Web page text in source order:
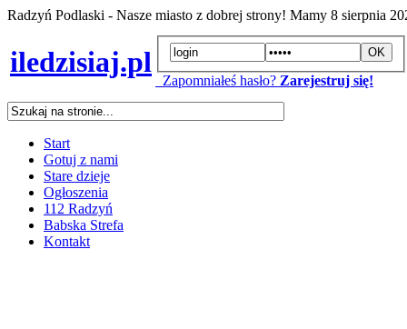
Radzyń Podlaski - Nasze miasto z dobrej strony! Mamy 8 sierpnia
iledzisiaj.pl
Zapomniałeś hasło? Zarejestruj się!
Start
Gotuj z nami
Stare dzieje
Ogłoszenia
112 Radzyń
Babska Strefa
Kontakt